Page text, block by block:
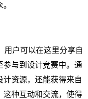
用户可以在这里分享自
参与到设计竞赛中。通
资源，还能获得来自
这种互动和交流，使得